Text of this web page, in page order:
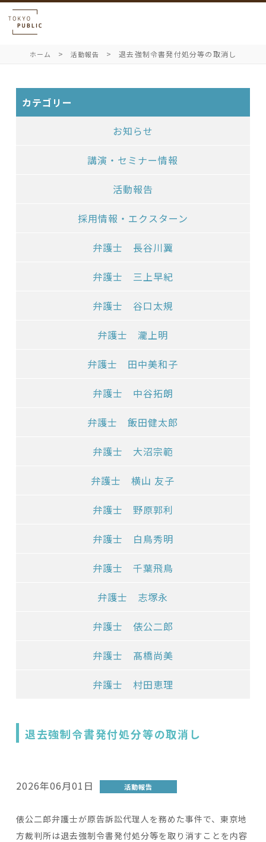
ホーム 活動報告 退去強制令書発付処分等の取消し
カテゴリー
お知らせ
講演・セミナー情報
活動報告
採用情報・エクスターン
弁護士 長谷川翼
弁護士 三上早紀
弁護士 谷口太規
弁護士 瀧上明
弁護士 田中美和子
弁護士 中谷拓朗
弁護士 飯田健太郎
弁護士 大沼宗範
弁護士 横山 友子
弁護士 野原郭利
弁護士 白鳥秀明
弁護士 千葉飛鳥
弁護士 志塚永
弁護士 俵公二郎
弁護士 髙橋尚美
弁護士 村田恵理
退去強制令書発付処分等の取消し
2026年06月01日 活動報告
俵公二郎弁護士が原告訴訟代理人を務めた事件で、東京地
方裁判所は退去強制令書発付処分等を取り消すことを内容